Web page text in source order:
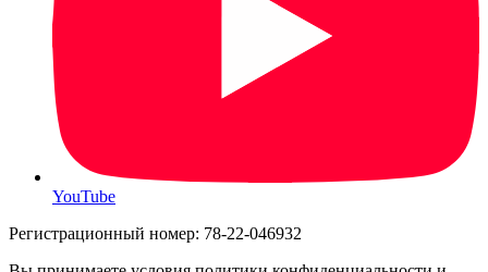
YouTube
Регистрационный номер: 78-22-046932